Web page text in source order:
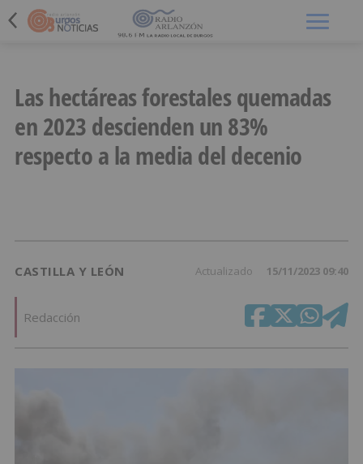
Las hectáreas forestales quemadas
en 2023 descienden un 83%
respecto a la media del decenio
CASTILLA Y LEÓN Actualizado 15/11/2023 09:40
Redacción